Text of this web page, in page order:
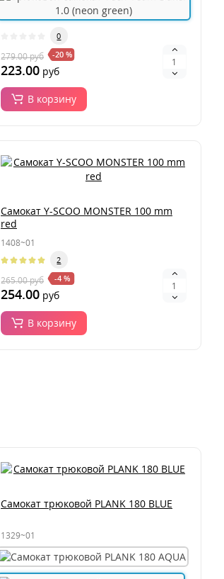
0
279.00руб -20 %
223.00руб
В корзину
Самокат Y-SCOO MONSTER 100 mm
red
1408~01
2
265.00руб -4 %
254.00руб
В корзину
Самокат трюковой PLANK 180 BLUE
1329~01